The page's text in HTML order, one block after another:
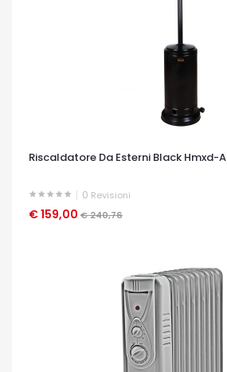
Riscaldatore Da Esterni Black Hmxd-A
0 Revisioni
€ 159,00 € 240,76
OCCHIATA VELOCE